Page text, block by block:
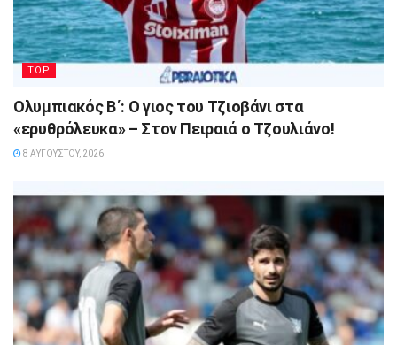
TOP
Ολυμπιακός Β΄: Ο γιος του Τζιοβάνι στα
«ερυθρόλευκα» – Στον Πειραιά ο Τζουλιάνο!
8 ΑΥΓΟΎΣΤΟΥ, 2026